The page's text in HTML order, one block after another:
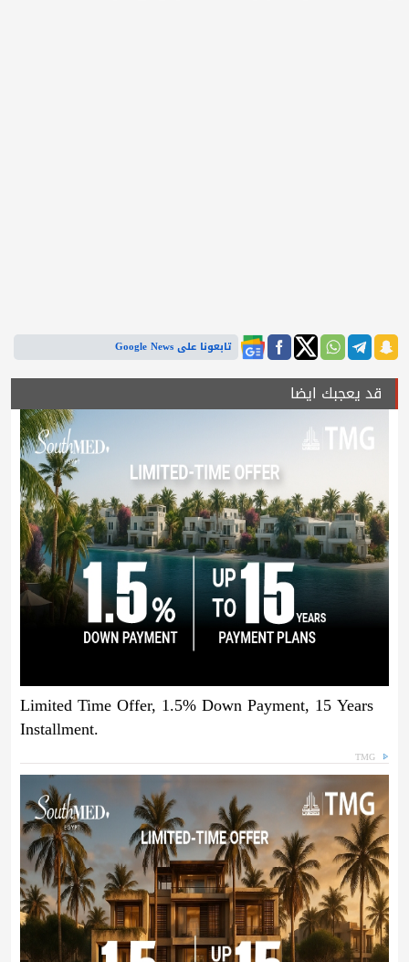
تابعونا على Google News
قد يعجبك ايضا
Limited Time Offer, 1.5% Down Payment, 15 Years
Installment.
TMG